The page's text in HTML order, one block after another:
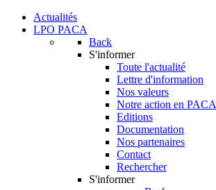
Actualités
LPO PACA
Back
S'informer
Toute l'actualité
Lettre d'information
Nos valeurs
Notre action en PACA
Editions
Documentation
Nos partenaires
Contact
Rechercher
S'informer